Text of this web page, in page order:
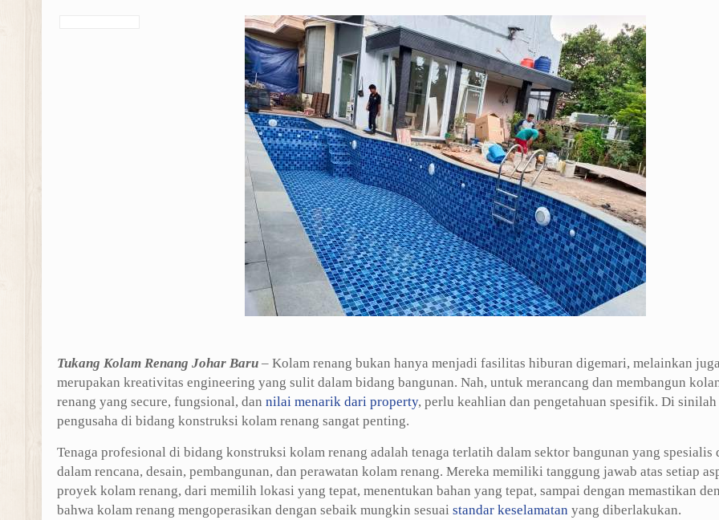
Tukang Kolam Renang Johar Baru– Kolam renang bukan hanya menjadi fasilitas hiburan digemari, melainkan
merupakan kreativitas engineering yang sulit dalam bidang bangunan. Nah, untuk merancang dan membangun
renang yang secure, fungsional, dan nilai menarik dari property, perlu keahlian dan pengetahuan spesifik. Di sinilah
pengusaha di bidang konstruksi kolam renang sangat penting.
Tenaga profesional di bidang konstruksi kolam renang adalah tenaga terlatih dalam sektor bangunan yang spesialis
dalam rencana, desain, pembangunan, dan perawatan kolam renang. Mereka memiliki tanggung jawab atas setiap
proyek kolam renang, dari memilih lokasi yang tepat, menentukan bahan yang tepat, sampai dengan memastikan
bahwa kolam renang mengoperasikan dengan sebaik mungkin sesuai standar keselamatan yang diberlakukan.